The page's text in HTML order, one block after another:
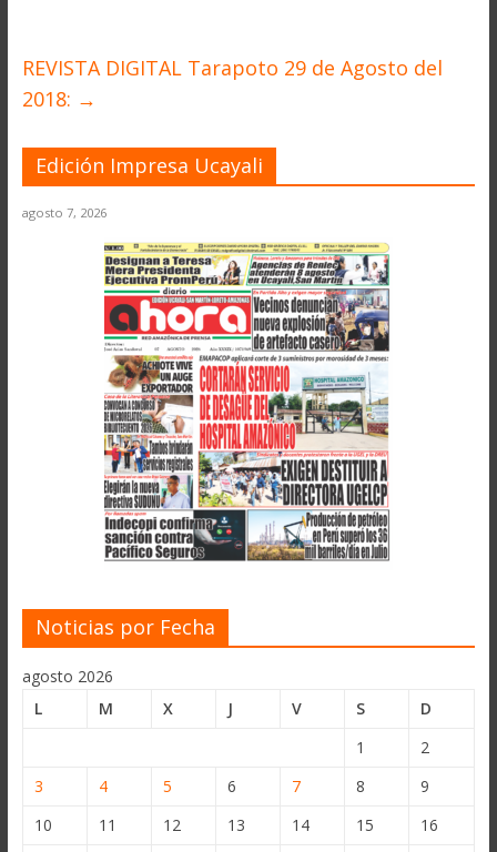
REVISTA DIGITAL Tarapoto 29 de Agosto del
2018: →
Edición Impresa Ucayali
agosto 7, 2026
Noticias por Fecha
agosto 2026
L
M X J V S
D
1
2
3
4 5 6 7 8
9
10
11 12 13 14 15
16